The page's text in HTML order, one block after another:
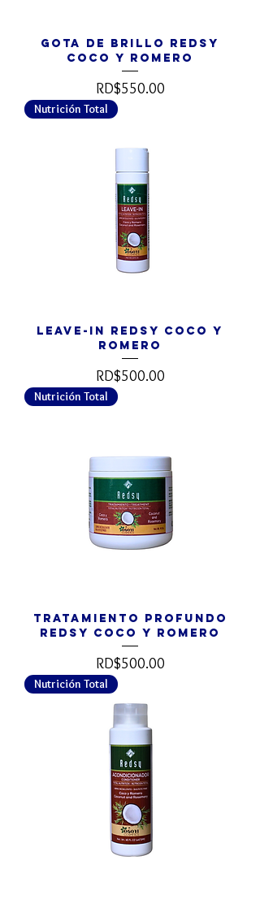
Gota de Brillo REDSY
Coco y Romero
Precio
RD$550.00
Nutrición Total
Leave-In REDSY Coco y
Romero
Precio
RD$500.00
Nutrición Total
Tratamiento Profundo
REDSY Coco y Romero
Precio
RD$500.00
Nutrición Total